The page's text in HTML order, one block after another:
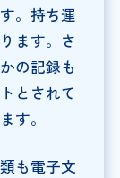
。持ち運
ます。さ
の記録も
とされて
す。
も電子文